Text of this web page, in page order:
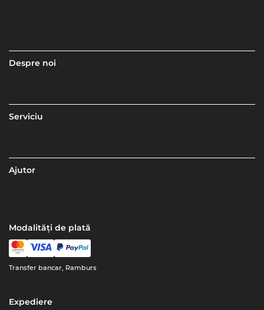
Despre noi
Serviciu
Ajutor
Modalități de plată
Transfer bancar, Ramburs
Expediere